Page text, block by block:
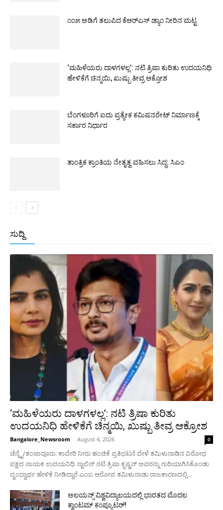
೧೦೫ ಅಡಿಗೆ ತಲುಪಿದ ಕೆಆರ್‌ಎಸ್ ಡ್ಯಾಂ ನೀರಿನ ಮಟ್ಟ
‘ಮಹಿಳೆಯರು ದಾಳಗಳಲ್ಲ’: ನಟಿ ತ್ರಿಷಾ ಕುರಿತು ಉದಯನಿಧಿ
ಹೇಳಿಕೆಗೆ ಚಿನ್ಮಯಿ, ಖುಷ್ಬು ತೀವ್ರ ಆಕ್ರೋಶ
ಬೆಂಗಳೂರಿಗೆ ಐದು ಪ್ರತ್ಯೇಕ ಕಮಿಷನರೇಟ್ ನಿರ್ಮಾಣಕ್ಕೆ
ಸರ್ಕಾರ ನಿರ್ಧಾರ
ತಾಂತ್ರಿಕ ಕ್ರಾಂತಿಯ ನೇತೃತ್ವ ವಹಿಸಲು ಸಿದ್ಧ: ಸಿಎಂ
ಸುದ್ದಿ
‘ಮಹಿಳೆಯರು ದಾಳಗಳಲ್ಲ’: ನಟಿ ತ್ರಿಷಾ ಕುರಿತು
ಉದಯನಿಧಿ ಹೇಳಿಕೆಗೆ ಚಿನ್ಮಯಿ, ಖುಷ್ಬು ತೀವ್ರ ಆಕ್ರೋಶ
Bangalore_Newsroom - August 4, 2026 0
ಚೆನ್ನೈ/ತಂಜಾವೂರು: ಕಾವೇರಿ ನೀರು ಹಂಚಿಕೆ ಪ್ರತಿಭಟನೆ ವೇಳೆ ತಮಿಳುನಾಡಿನ ವಿರೋಧ
ಪಕ್ಷದ ನಾಯಕ ಉದಯನಿಧಿ ಸ್ಟಾಲಿನ್ ನಟಿ ತ್ರಿಷಾ ಕೃಷ್ಣನ್ ಅವರನ್ನು ಗುರಿಯಾಗಿಸಿಕೊಂಡು
ದ್ವಂದ್ವಾರ್ಥ ಹೇಳಿಕೆ ನೀಡಿದ್ದಾರೆ ಎಂಬ ಆರೋಪ ತಮಿಳುನಾಡು ರಾಜಕಾರಣದಲ್ಲಿ...
ಅಲಯನ್ಸ್ ವಿಶ್ವವಿದ್ಯಾಲಯದಲ್ಲಿ ಭಾರತದ ಮೊದಲ
ಕ್ವಾಂಟಮ್ ಕಂಪ್ಯೂಟರ್!